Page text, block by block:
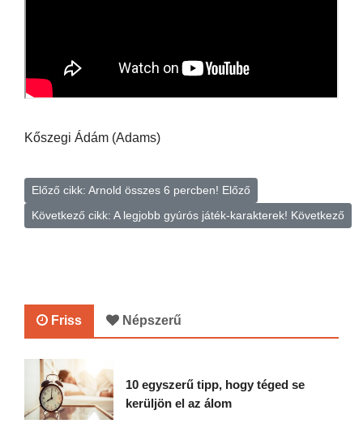
Kőszegi Ádám (Adams)
Előző cikk: Arnold összes 6 percben! Előző
Következő cikk: A legjobb gyúrós játék-karakterek! Következő
Friss Népszerű
10 egyszerű tipp, hogy téged se
kerüljön el az álom